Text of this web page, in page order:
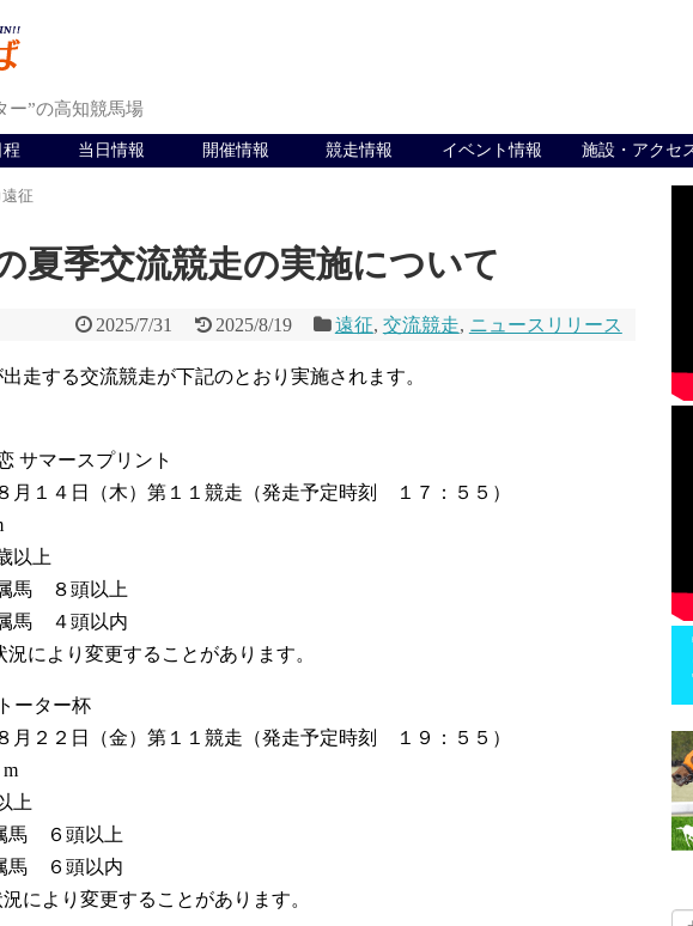
ー”の高知競馬場
程 当日情報 開催情報 競走情報 イベント情報 施設・アクセ
遠征
夏季交流競走の実施について
2025/7/31 2025/8/19 遠征, 交流競走, ニュースリリース
走する交流競走が下記のとおり実施されます。
サマースプリント
１４日（木）第１１競走（発走予定時刻 １７：５５）
上
馬 ８頭以上
頭以内
更することがあります。
ーター杯
２２日（金）第１１競走（発走予定時刻 １９：５５）
上
馬 ６頭以上
頭以内
更することがあります。